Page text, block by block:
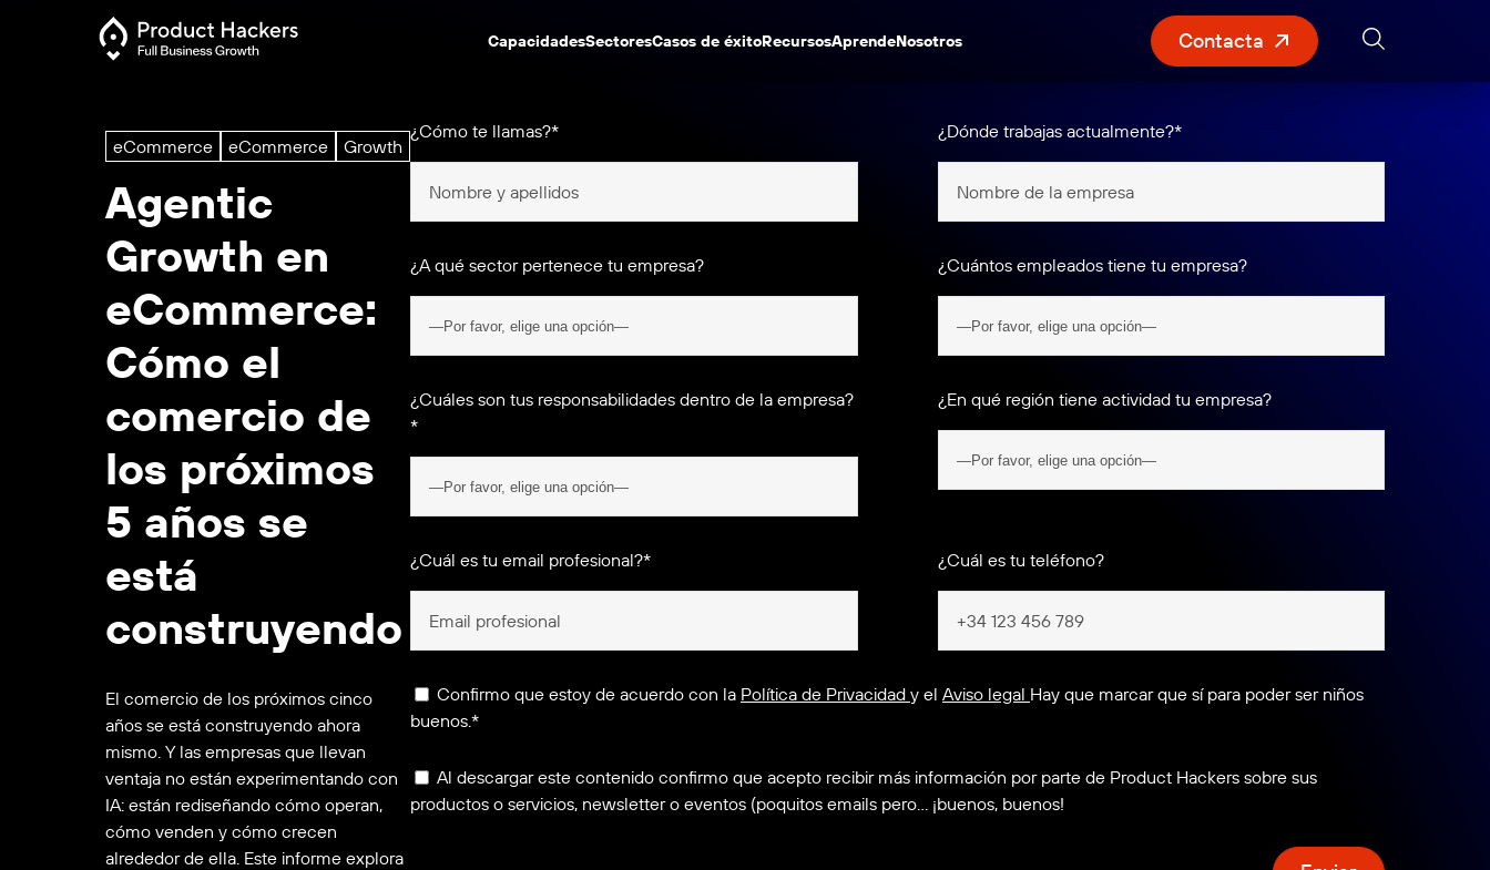
CapacidadesSectoresCasos de éxitoRecursosAprendeNosotros Contacta
eCommerce eCommerce Growth
Agentic
Growth en
eCommerce:
Cómo el
comercio de
los próximos
5 años se
está
construyendo
El comercio de los próximos cinco
años se está construyendo ahora
mismo. Y las empresas que llevan
ventaja no están experimentando con
IA: están rediseñando cómo operan,
cómo venden y cómo crecen
alrededor de ella. Este informe explora
¿Cómo te llamas?* ¿Dónde trabajas actualmente?*
¿A qué sector pertenece tu empresa? ¿Cuántos empleados tiene tu empresa?
¿Cuáles son tus responsabilidades dentro de la empresa?
*
¿En qué región tiene actividad tu empresa?
¿Cuál es tu email profesional?* ¿Cuál es tu teléfono?
Confirmo que estoy de acuerdo con la Política de Privacidad y el Aviso legal Hay que marcar que sí para poder ser niños
buenos.*
Al descargar este contenido confirmo que acepto recibir más información por parte de Product Hackers sobre sus
productos o servicios, newsletter o eventos (poquitos emails pero… ¡buenos, buenos!